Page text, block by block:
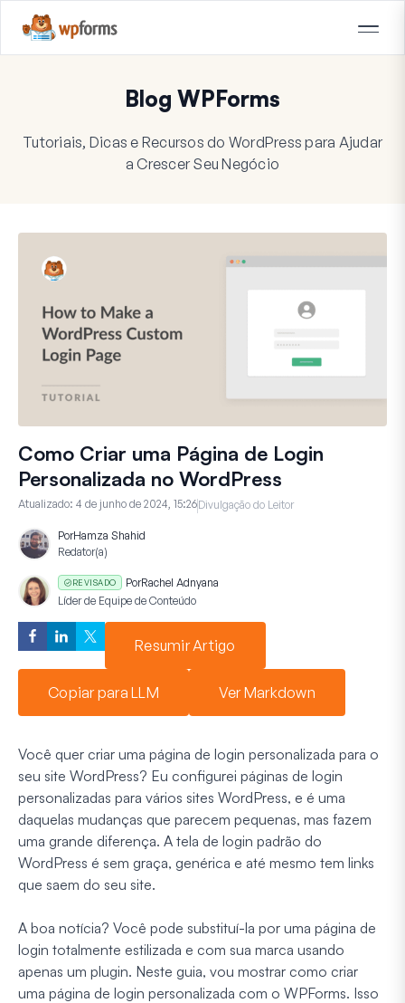
Blog WPForms
Tutoriais, Dicas e Recursos do WordPress para Ajudar
a Crescer Seu Negócio
Como Criar uma Página de Login
Personalizada no WordPress
Atualizado: 4 de junho de 2024, 15:26Divulgação do Leitor
PorHamza Shahid
Redator(a)
REVISADO PorRachel Adnyana
Líder de Equipe de Conteúdo
Resumir Artigo
Copiar para LLM Ver Markdown
Você quer criar uma página de login personalizada para o
seu site WordPress? Eu configurei páginas de login
personalizadas para vários sites WordPress, e é uma
daquelas mudanças que parecem pequenas, mas fazem
uma grande diferença. A tela de login padrão do
WordPress é sem graça, genérica e até mesmo tem links
que saem do seu site.
A boa notícia? Você pode substituí-la por uma página de
login totalmente estilizada e com sua marca usando
apenas um plugin. Neste guia, vou mostrar como criar
uma página de login personalizada com o WPForms. Isso